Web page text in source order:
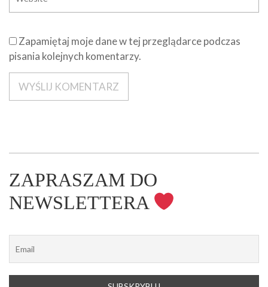
Zapamiętaj moje dane w tej przeglądarce podczas
pisania kolejnych komentarzy.
ZAPRASZAM DO
NEWSLETTERA